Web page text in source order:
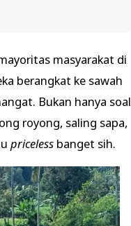
masyarakat di
berangkat ke sawah
Bukan hanya soal
royong, saling sapa,
priceless banget sih.